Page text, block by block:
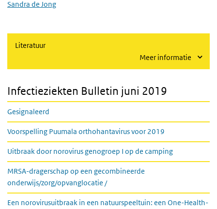
Sandra de Jong
Literatuur
Meer informatie
Infectieziekten Bulletin juni 2019
Gesignaleerd
Voorspelling Puumala orthohantavirus voor 2019
Uitbraak door norovirus genogroep I op de camping
MRSA-dragerschap op een gecombineerde
onderwijs/zorg/opvanglocatie /
Een norovirusuitbraak in een natuurspeeltuin: een One-Health-